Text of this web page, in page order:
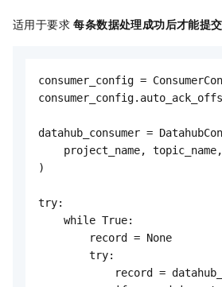
适用于要求每条数据处理成功后才能提
consumer_config =
datahub_consumer =
project_name,
)
try:
    while True:
        record = None
        try:
record =